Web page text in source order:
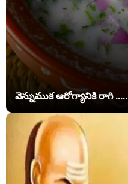
వెన్నుముక ఆరోగ్యానికి రాగి .....